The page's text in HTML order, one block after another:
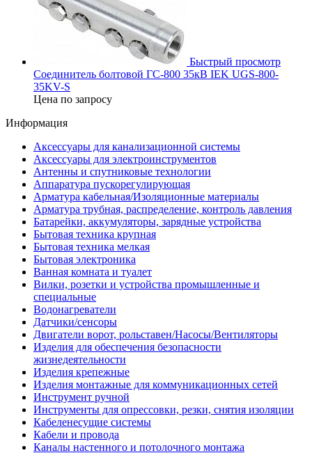
Быстрый просмотр
Соединитель болтовой ГС-800 35кВ IEK UGS-800-
35KV-S
Цена по запросу
Информация
Аксессуары для канализационной системы
Аксессуары для электроинструментов
Антенны и спутниковые технологии
Аппаратура пускорегулирующая
Арматура кабельная/Изоляционные материалы
Арматура трубная, распределение, контроль давления
Батарейки, аккумуляторы, зарядные устройства
Бытовая техника крупная
Бытовая техника мелкая
Бытовая электроника
Ванная комната и туалет
Вилки, розетки и устройства промышленные и
специальные
Водонагреватели
Датчики/сенсоры
Двигатели ворот, рольставен/Насосы/Вентиляторы
Изделия для обеспечения безопасности
жизнедеятельности
Изделия крепежные
Изделия монтажные для коммуникационных сетей
Инструмент ручной
Инструменты для опрессовки, резки, снятия изоляции
Кабеленесущие системы
Кабели и провода
Каналы настенного и потолочного монтажа